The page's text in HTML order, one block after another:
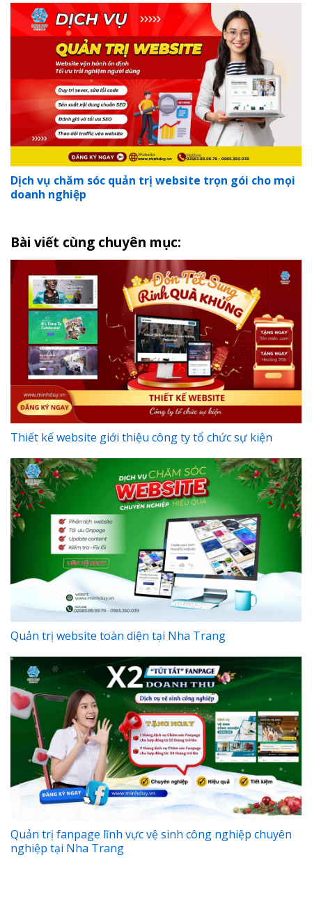
Dịch vụ chăm sóc quản trị website trọn gói cho mọi
doanh nghiệp
Bài viết cùng chuyên mục:
Thiết kế website giới thiệu công ty tổ chức sự kiện
Quản trị website toàn diện tại Nha Trang
Quản trị fanpage lĩnh vực vệ sinh công nghiệp chuyên
nghiệp tại Nha Trang